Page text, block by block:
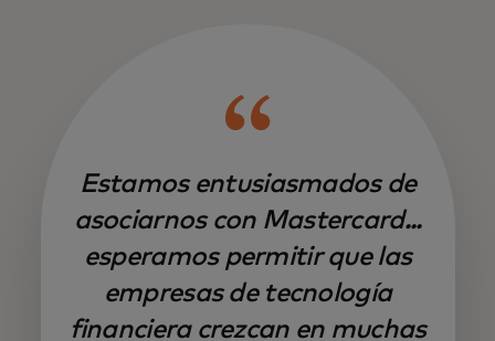
Estamos entusiasmados de
asociarnos con Mastercard...
esperamos permitir que las
empresas de tecnología
financiera crezcan en muchas